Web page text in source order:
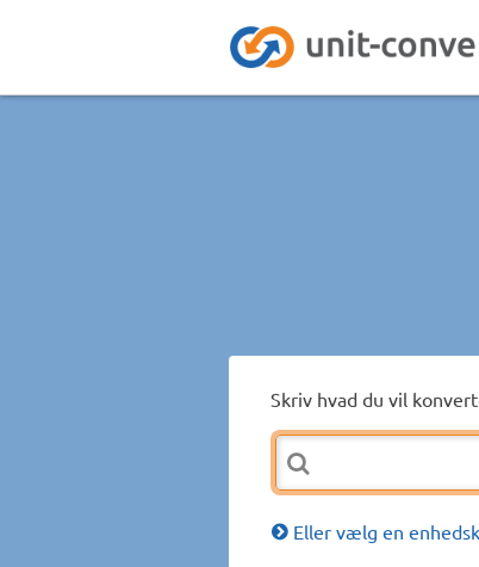
Skriv hvad du vil
Eller vælg en